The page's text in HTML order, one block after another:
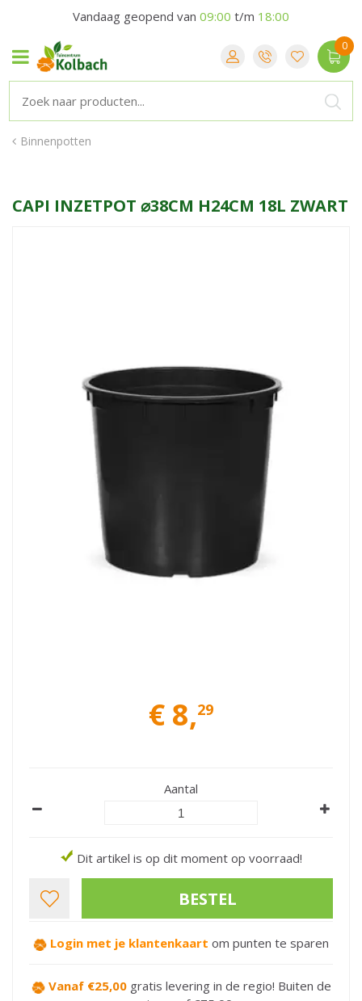
Binnenpotten
Vandaag geopend van 09:00 t/m 18:00
CAPI INZETPOT ⌀38CM H24CM 18L ZWART
€ 8,29
Aantal
Dit artikel is op dit moment op voorraad!
Login met je klantenkaart om punten te sparen
Vanaf €25,00gratis levering in de regio! Buiten de